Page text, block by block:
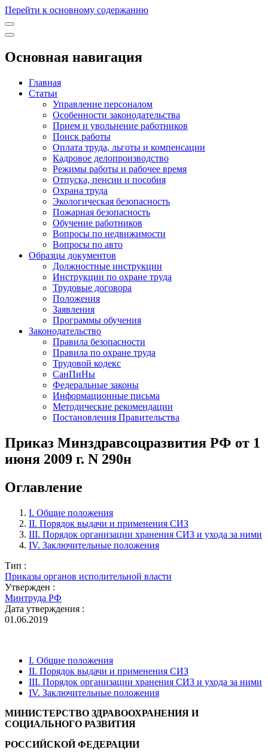
Перейти к основному содержанию
Основная навигация
Главная
Статьи
Управление персоналом
Особенности законодательства
Прием и увольнение работников
Поиск работы
Оплата труда, льготы и компенсации
Кадровое делопроизводство
Режимы работы и рабочее время
Отпуска, пенсии и пособия
Охрана труда
Экологическая безопасность
Пожарная безопасность
Обучение работников
Вопросы по недвижимости
Вопросы по авто
Образцы документов
Должностные инструкции
Инструкции по охране труда
Трудовые договора
Положения
Заявления
Программы обучения
Законодательство
Правила безопасности
Правила по охране труда
Трудовой кодекс
СанПиНы
Федеральные законы
Информационные письма
Методические рекомендации
Постановления Правительства
Приказ Минздравсоцразвития РФ от 1
июня 2009 г. N 290н
Оглавление
I. Общие положения
II. Порядок выдачи и применения СИЗ
III. Порядок организации хранения СИЗ и ухода за ними
IV. Заключительные положения
Тип :
Приказы органов исполительной власти
Утвержден :
Минтруда РФ
Дата утверждения :
01.06.2019
I. Общие положения
II. Порядок выдачи и применения СИЗ
III. Порядок организации хранения СИЗ и ухода за ними
IV. Заключительные положения
МИНИСТЕРСТВО ЗДРАВООХРАНЕНИЯ И
СОЦИАЛЬНОГО РАЗВИТИЯ
РОССИЙСКОЙ ФЕДЕРАЦИИ